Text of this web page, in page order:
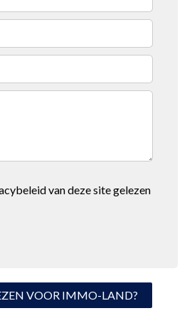
van deze site gelezen
VOOR IMMO-LAND?